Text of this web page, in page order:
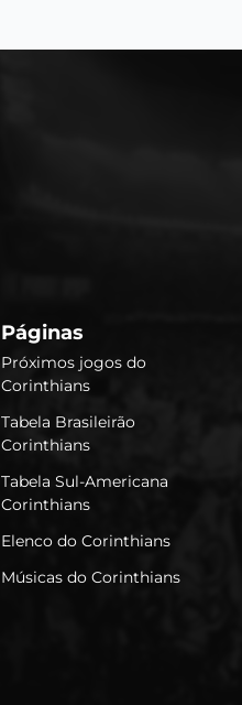
Páginas
Próximos jogos do
Corinthians
Tabela Brasileirão
Corinthians
Tabela Sul-Americana
Corinthians
Elenco do Corinthians
Músicas do Corinthians